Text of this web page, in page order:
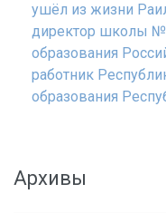
ушёл из жизни
директор школы
образования
работник
образования
Архивы